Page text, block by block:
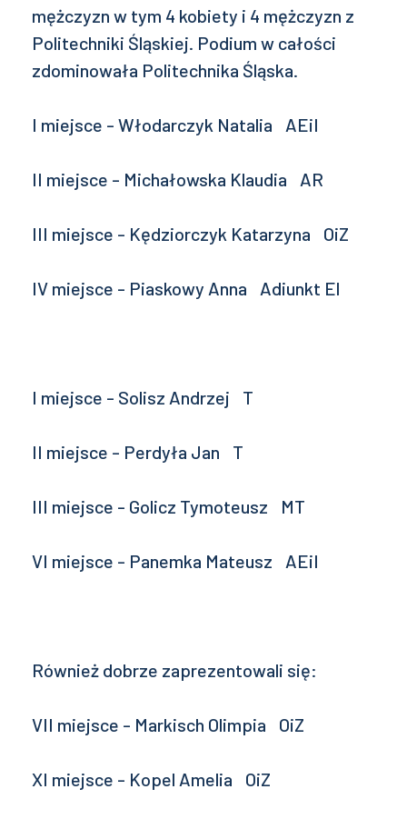
mężczyzn w tym 4 kobiety i 4 mężczyzn z
Politechniki Śląskiej. Podium w całości
zdominowała Politechnika Śląska.
I miejsce - Włodarczyk Natalia AEiI
II miejsce - Michałowska Klaudia AR
III miejsce - Kędziorczyk Katarzyna OiZ
IV miejsce - Piaskowy Anna Adiunkt El
I miejsce - Solisz Andrzej T
II miejsce - Perdyła Jan T
III miejsce - Golicz Tymoteusz MT
VI miejsce - Panemka Mateusz AEiI
Również dobrze zaprezentowali się:
VII miejsce - Markisch Olimpia OiZ
XI miejsce - Kopel Amelia OiZ